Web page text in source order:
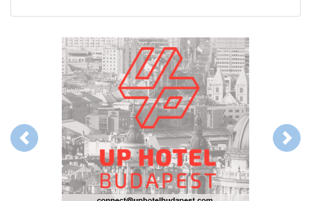
Previous Next